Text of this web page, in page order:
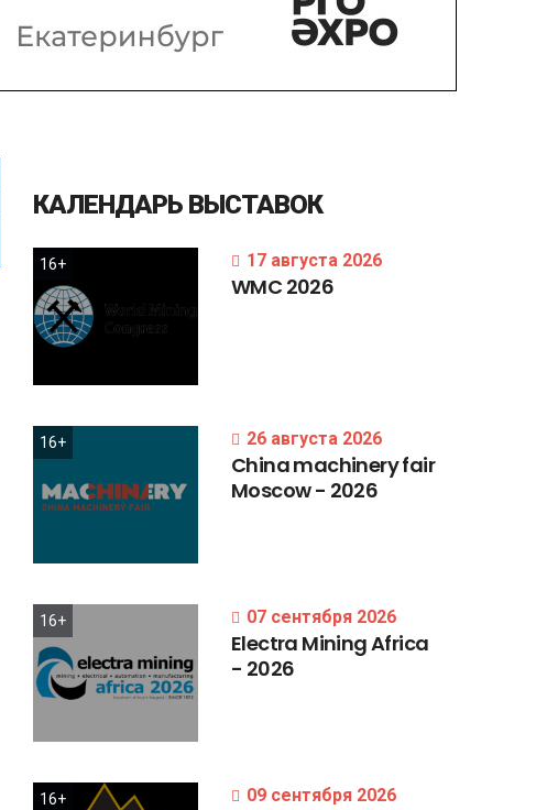
КАЛЕНДАРЬ ВЫСТАВОК
16+ 17 августа 2026
WMC 2026
16+ 26 августа 2026
Chinamachineryfair
Moscow- 2026
16+ 07 сентября 2026
Electra MiningAfrica
- 2026
16+ 09 сентября 2026